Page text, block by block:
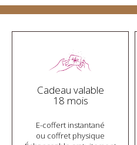
Cadeau valable
18 mois
E-coffert instantané
ou coffret physique